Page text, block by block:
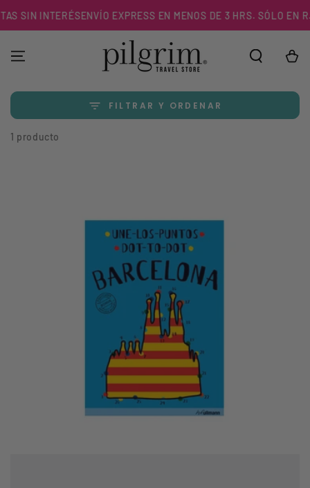
CONTENIDO
SIN INTERÉSENVÍO EXPRESS EN MENOS DE 3 HRS. SÓLO EN
Carrito
FILTRAR Y ORDENAR
1 producto